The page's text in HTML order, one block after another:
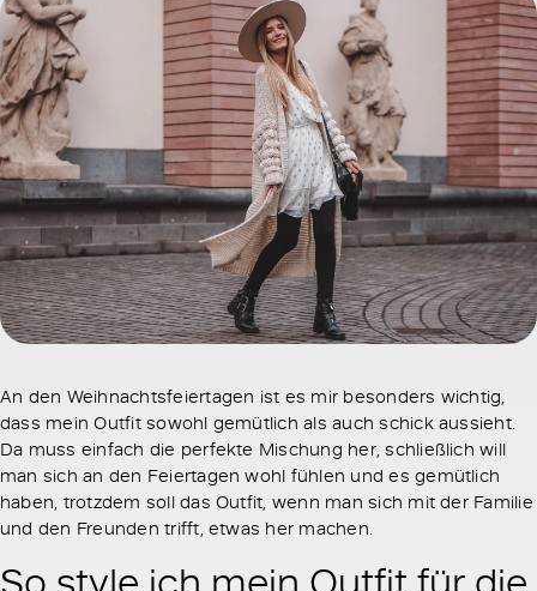
An den Weihnachtsfeiertagen ist es mir besonders wichtig,
dass mein Outfit sowohl gemütlich als auch schick aussieht.
Da muss einfach die perfekte Mischung her, schließlich will
man sich an den Feiertagen wohl fühlen und es gemütlich
haben, trotzdem soll das Outfit, wenn man sich mit der Familie
und den Freunden trifft, etwas her machen.